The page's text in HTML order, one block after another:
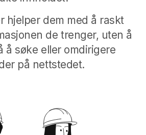
hjelper dem med å raskt
de trenger, uten å
å søke eller omdirigere
på nettstedet.